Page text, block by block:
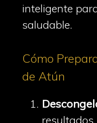
inteligente
saludable.
Cómo
de Atún